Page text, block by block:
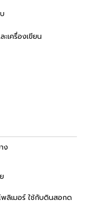
ะเครื่องเขียน
ง
ลิเมอร์ ใช้กับดินสอกด